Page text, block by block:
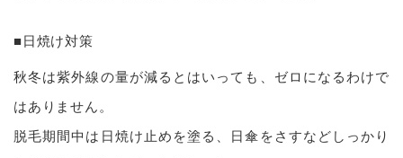
■日焼け対策
秋冬は紫外線の量が減るとはいっても、ゼロになるわけで
はありません。
脱毛期間中は日焼け止めを塗る、日傘をさすなどしっかり